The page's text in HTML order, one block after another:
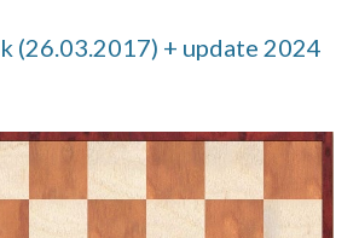
(26.03.2017) + update 2024